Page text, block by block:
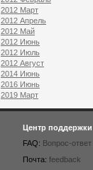
2012 Март
2012 Апрель
2012 Май
2012 Июнь
2012 Июль
2012 Август
2014 Июнь
2016 Июнь
2019 Март
Центр поддержки
FAQ: Вопрос-ответ
Почта: feedback